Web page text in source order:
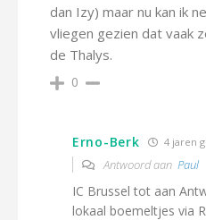
dan Izy) maar nu kan ik
vliegen gezien dat vaak
de Thalys.
0
Erno-Berk 4 jaren
Antwoord aan Paul
IC Brussel tot aan
lokaal boemeltjes via